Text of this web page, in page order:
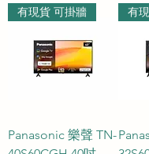
化，不論是追求日
Panasonic、極致性
各大品牌均有其獨特
有現貨 可掛牆
Panasonic 樂聲 TN-
有